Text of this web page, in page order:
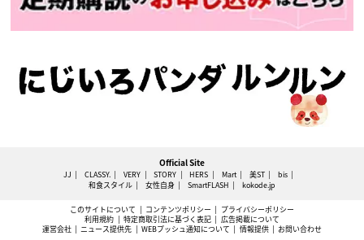
Official Site
JJ CLASSY. VERY STORY HERS Mart 美ST
bis
和食スタイル
女性自身 SmartFLASH kokode.jp
このサイトについて コンテンツポリシー
プライバシーポリシー
利用規約
特定商取引法に基づく表記
広告掲載について
運営会社
ニュース提供先 WEBプッシュ通知について 情報提供 お問い合わせ